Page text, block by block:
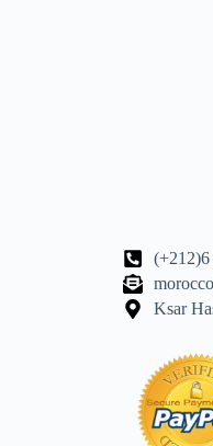
(+212)6
Ksar